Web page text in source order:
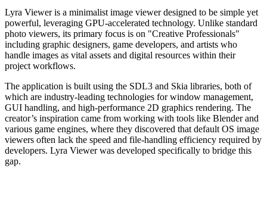
Lyra Viewer is a minimalist image viewer designed to be simple yet
powerful, leveraging GPU-accelerated technology. Unlike standard
photo viewers, its primary focus is on "Creative Professionals"
including graphic designers, game developers, and artists who
handle images as vital assets and digital resources within their
project workflows.
The application is built using the SDL3 and Skia libraries, both of
which are industry-leading technologies for window management,
GUI handling, and high-performance 2D graphics rendering. The
creator’s inspiration came from working with tools like Blender and
various game engines, where they discovered that default OS image
viewers often lack the speed and file-handling efficiency required by
developers. Lyra Viewer was developed specifically to bridge this
gap.